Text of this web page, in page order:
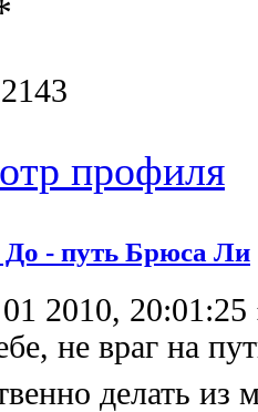
- путь Брюса Ли
2010, 20:01:25
не враг на
делать